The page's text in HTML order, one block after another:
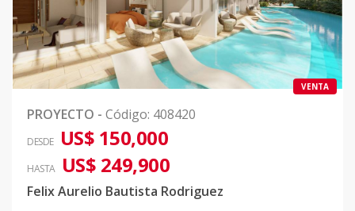
VENTA
PROYECTO - Código: 408420
DESDE US$ 150,000
HASTA US$ 249,900
Felix Aurelio Bautista Rodriguez